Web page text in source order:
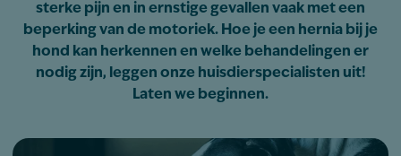
sterke pijn en in ernstige gevallen vaak met een
beperking van de motoriek. Hoe je een hernia bij je
hond kan herkennen en welke behandelingen er
nodig zijn, leggen onze huisdierspecialisten uit!
Laten we beginnen.